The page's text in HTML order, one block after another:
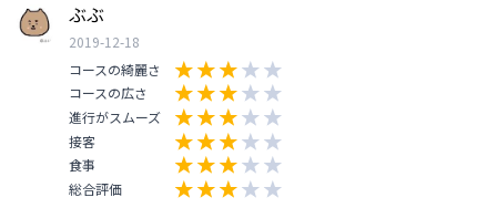
ぶぶ
2019-12-18
コースの綺麗さ
コースの広さ
進行がスムーズ
接客
食事
総合評価